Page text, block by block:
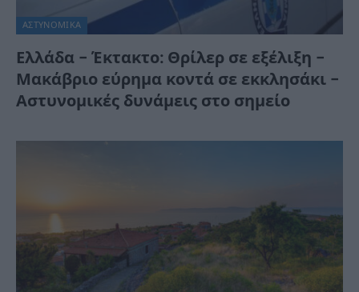
ΑΣΤΥΝΟΜΙΚΑ
Ελλάδα – Έκτακτο: Θρίλερ σε εξέλιξη –
Μακάβριο εύρημα κοντά σε εκκλησάκι –
Αστυνομικές δυνάμεις στο σημείο